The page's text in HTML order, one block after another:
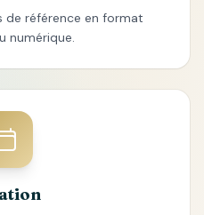
de référence en format
numérique.